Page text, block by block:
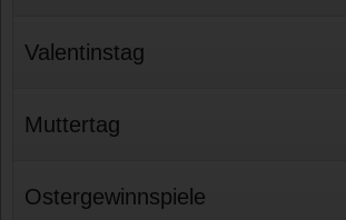
Valentinstag
Muttertag
Ostergewinnspiele